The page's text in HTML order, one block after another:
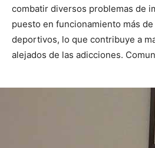
combatir diversos problemas de
puesto en funcionamiento más
deportivos, lo que contribuye a
alejados de las adicciones.